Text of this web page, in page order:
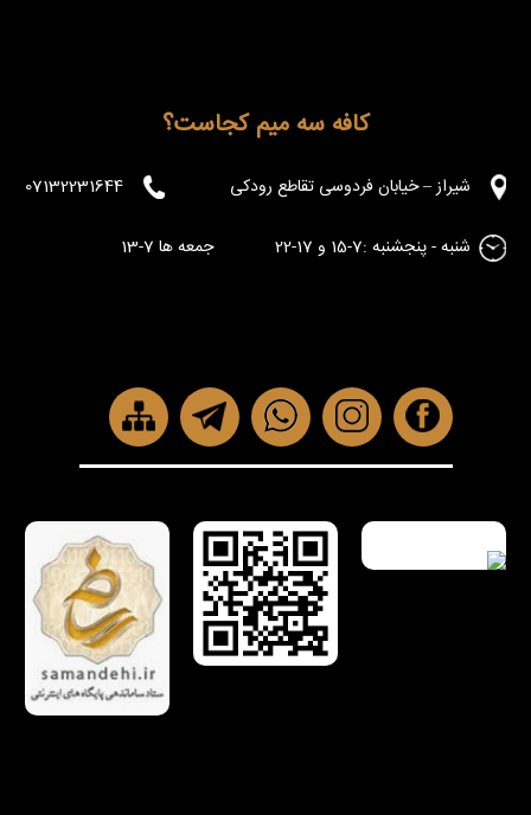
کافه سه میم کجاست؟
شیراز – خیابان فردوسی تقاطع رودکی 07132231644
شنبه - پنجشنبه :7-15 و 17-22 جمعه ها 7-13